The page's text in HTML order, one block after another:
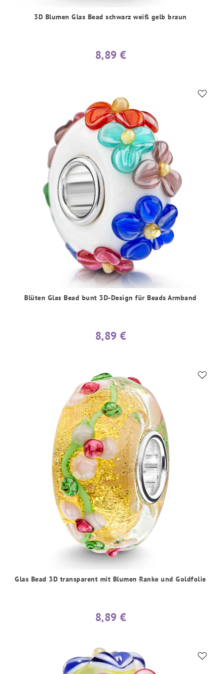
3D Blumen Glas Bead schwarz weiß gelb braun
8,89 €
Blüten Glas Bead bunt 3D-Design für Beads Armband
8,89 €
Glas Bead 3D transparent mit Blumen Ranke und Goldfolie
8,89 €